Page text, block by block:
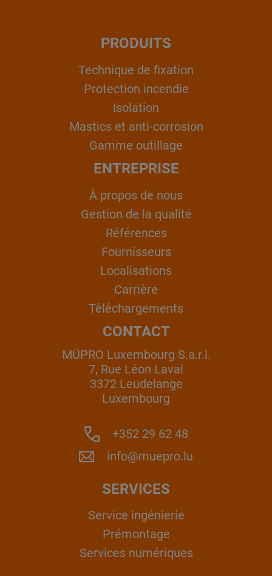
PRODUITS
Technique de fixation
Protection incendie
Isolation
Mastics et anti-corrosion
Gamme outillage
ENTREPRISE
À propos de nous
Gestion de la qualité
Références
Fournisseurs
Localisations
Carrière
Téléchargements
CONTACT
MÜPRO Luxembourg S.a.r.l.
7, Rue Léon Laval
3372 Leudelange
Luxembourg
+352 29 62 48
info@muepro.lu
SERVICES
Service ingénierie
Prémontage
Services numériques